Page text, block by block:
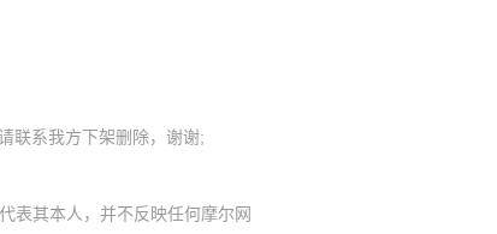
表其本人，并不反映任何摩尔网